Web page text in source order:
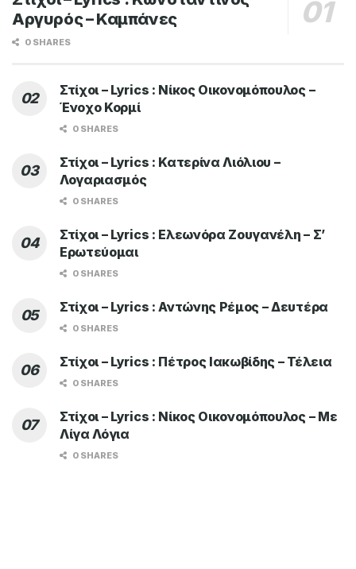
Αργυρός – Καμπάνες
0 SHARES
Στίχοι – Lyrics : Νίκος Οικονομόπουλος –
Ένοχο Κορμί
0 SHARES
Στίχοι – Lyrics : Κατερίνα Λιόλιου –
Λογαριασμός
0 SHARES
Στίχοι – Lyrics : Ελεωνόρα Ζουγανέλη – Σ’
Ερωτεύομαι
0 SHARES
Στίχοι – Lyrics : Αντώνης Ρέμος – Δευτέρα
0 SHARES
Στίχοι – Lyrics : Πέτρος Ιακωβίδης – Τέλεια
0 SHARES
Στίχοι – Lyrics : Νίκος Οικονομόπουλος – Με
Λίγα Λόγια
0 SHARES